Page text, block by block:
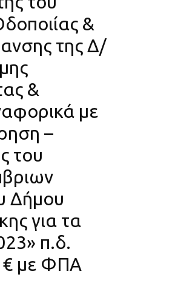
&
της Δ/
&
με
–
του
Δήμου
για τα
π.δ.
€ με ΦΠΑ